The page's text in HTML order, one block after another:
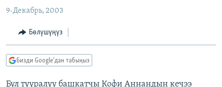
БҮГҮН АЗАТТЫКТА
ЭКСПЕРТТЕР ТАЛДАЙТ
БИЗ ЖАНА ДҮЙНӨ
ПОДКАСТ
ӨЗГӨЧӨ ПИКИР
Русский
9-Декабрь, 2003
Бөлүшүңүз
Бизди Google'дан табыңыз
Бул тууралуу башкатчы Кофи Аннандын кечээ